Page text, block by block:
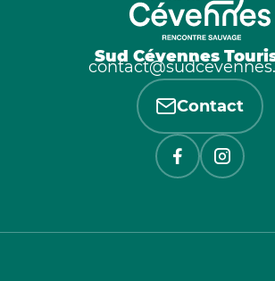
Sud Cévennes
Contact